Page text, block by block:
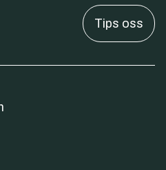
Tips oss